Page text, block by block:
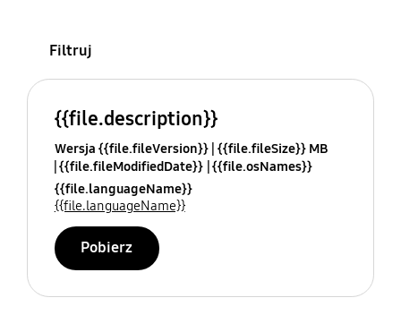
Filtruj
{{file.description}}
Wersja {{file.fileVersion}} {{file.fileSize}} MB
{{file.fileModifiedDate}} {{file.osNames}}
{{file.languageName}}
{{file.languageName}}
Pobierz